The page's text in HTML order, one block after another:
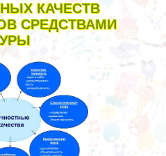
КАЧЕСТВ
СРЕДСТВАМИ